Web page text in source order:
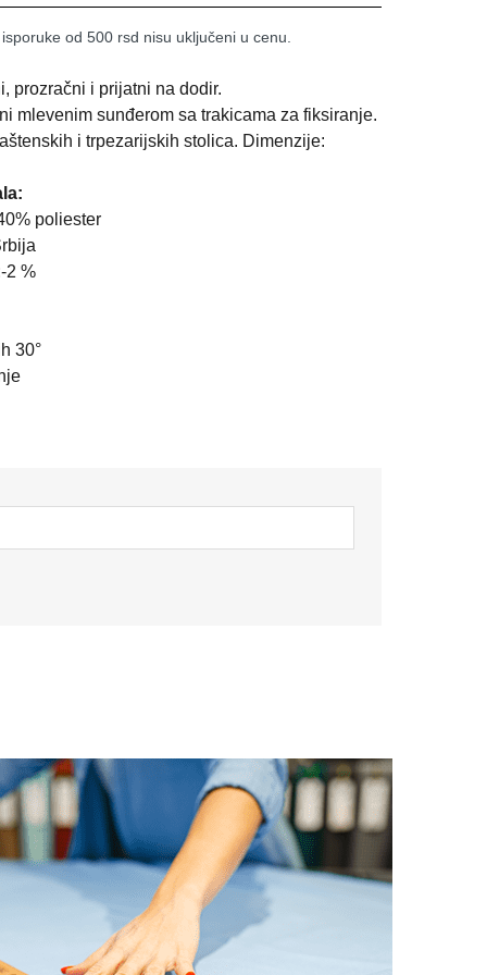
od 500 rsd nisu uključeni u cenu.
prozračni i prijatni na dodir.
mlevenim sunđerom sa trakicama za fiksiranje.
i trpezarijskih stolica. Dimenzije:
poliester
2 %
30°